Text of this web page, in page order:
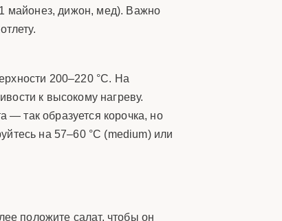
майонез, дижон, мед). Важно
200–220 °C. На
к высокому нагреву.
— так образуется корочка, но
на 57–60 °C (medium) или
положите салат, чтобы он